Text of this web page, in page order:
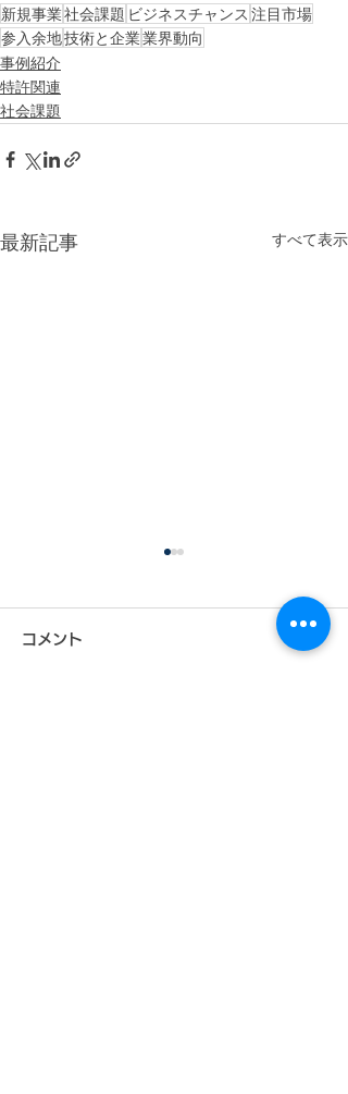
新規事業社会課題 ビジネスチャンス 注目市場
参入余地技術と企業業界動向
事例紹介
特許関連
社会課題
最新記事 すべて表示
コメント